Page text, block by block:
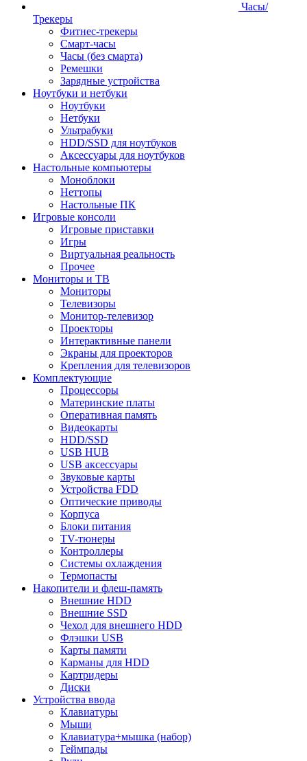
Часы/
Трекеры
Фитнес-трекеры
Смарт-часы
Часы (без смарта)
Ремешки
Зарядные устройства
Ноутбуки и нетбуки
Ноутбуки
Нетбуки
Ультрабуки
HDD/SSD для ноутбуков
Аксессуары для ноутбуков
Настольные компьютеры
Моноблоки
Неттопы
Настольные ПК
Игровые консоли
Игровые приставки
Игры
Виртуальная реальность
Прочее
Мониторы и ТВ
Мониторы
Телевизоры
Монитор-телевизор
Проекторы
Интерактивные панели
Экраны для проекторов
Крепления для телевизоров
Комплектующие
Процессоры
Материнские платы
Оперативная память
Видеокарты
HDD/SSD
USB HUB
USB аксессуары
Звуковые карты
Устройства FDD
Оптические приводы
Корпуса
Блоки питания
TV-тюнеры
Контроллеры
Системы охлаждения
Термопасты
Накопители и флеш-память
Внешние HDD
Внешние SSD
Чехол для внешнего HDD
Флэшки USB
Карты памяти
Карманы для HDD
Картридеры
Диски
Устройства ввода
Клавиатуры
Мыши
Клавиатура+мышка (набор)
Геймпады